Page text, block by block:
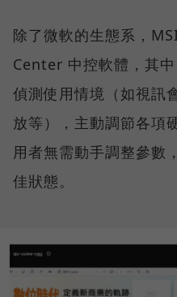
除了微軟的生態系，
Center 中控軟體，其
偵測使用情境（如視訊
放等），主動調節各項
用者無需動手調整參數
佳狀態。